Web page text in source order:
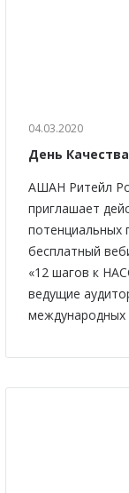
04.03.2020
День
АШАН Ритейл
приглашает
потенциальных
бесплатный
«12 шагов к
ведущие
международных